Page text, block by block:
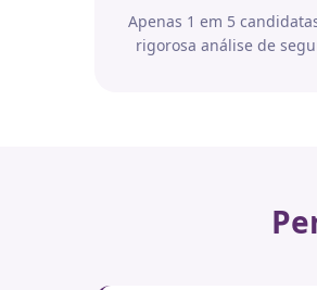
Apenas 1 em 5
rigorosa análise de